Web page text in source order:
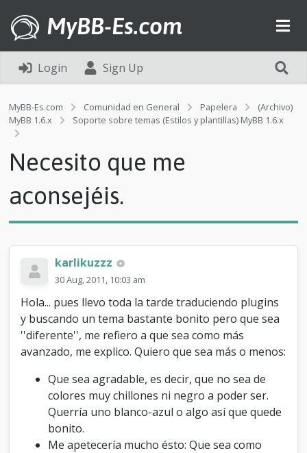
MyBB-Es.com
Login Sign Up
MyBB-Es.com Comunidad en General Papelera
(Archivo)
MyBB 1.6.x
Soporte sobre temas (Estilos y plantillas) MyBB 1.6.x
c
e
i
o
u
m
a
c
n
s
Necesito que me
aconsejéis.
karlikuzzz
30 Aug, 2011, 10:03 am
Hola... pues llevo toda la tarde traduciendo plugins
y buscando un tema bastante bonito pero que sea
''diferente'', me refiero a que sea como más
avanzado, me explico. Quiero que sea más o menos:
Que sea agradable, es decir, que no sea de
colores muy chillones ni negro a poder ser.
Querría uno blanco-azul o algo así que quede
bonito.
Me apetecería mucho ésto: Que sea como